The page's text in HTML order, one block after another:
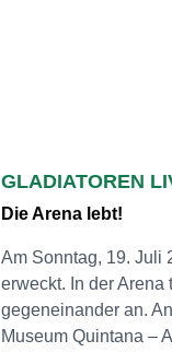
GLADIATOREN
Die Arena lebt!
Am Sonntag, 19. Juli
erweckt. In der
gegeneinander an.
Museum Quintana –